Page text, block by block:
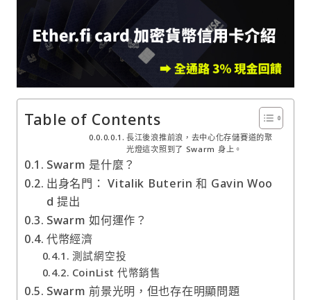
Table of Contents
長江後浪推前浪，去中心化存儲賽道的聚
光燈這次照到了 Swarm 身上。​​
Swarm 是什麼？
出身名門： Vitalik Buterin 和 Gavin Woo
d 提出
Swarm 如何運作？
代幣經濟
測試網空投
CoinList 代幣銷售
Swarm 前景光明，但也存在明顯問題